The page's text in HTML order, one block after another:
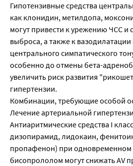
Гипотензивные средства
как клонидин, метилдопа,
могут привести к урежению ЧСС и
выброса, а также к
центрального симпатического
особенно до отмены бета-
увеличить риск развития
гипертензии.
Комбинации, требующие особой
Лечение артериальной
Антиаритмические средства I
дизопирамид, лидокаин,
пропафенон) при одновременном
бисопрололом могут снижать AV